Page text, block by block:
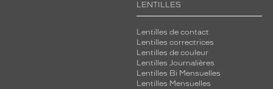
LENTILLES
Lentilles de contact
Lentilles correctrices
Lentilles de couleur
Lentilles Journalières
Lentilles Bi Mensuelles
Lentilles Mensuelles